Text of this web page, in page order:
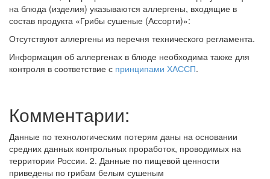
на блюда (изделия) указываются аллергены, входящие в
состав продукта «Грибы сушеные (Ассорти)»:
Отсутствуют аллергены из перечня технического регламента.
Информация об аллергенах в блюде необходима также для
контроля в соответствие с принципами ХАССП.
Комментарии:
Данные по технологическим потерям даны на основании
средних данных контрольных проработок, проводимых на
территории России. 2. Данные по пищевой ценности
приведены по грибам белым сушеным